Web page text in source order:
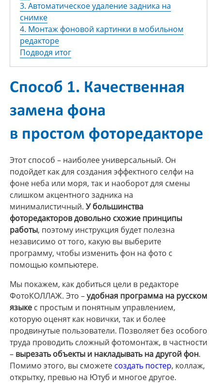
3. Автоматическое удаление задника на
снимке
4. Монтаж фоновой картинки в мобильном
редакторе
Подводя итог
Способ 1. Качественная
замена фона
в простом фоторедакторе
Этот способ – наиболее универсальный. Он
подойдет как для создания эффектного селфи на
фоне неба или моря, так и наоборот для смены
слишком акцентного задника на
минималистичный. У большинства
фоторедакторов довольно схожие принципы
работы, поэтому инструкция будет полезна
независимо от того, какую вы выберите
программу, чтобы изменить фон на фото с
помощью компьютере.
Мы покажем, как добиться цели в редакторе
ФотоКОЛЛАЖ. Это –удобная программа на русском
языке с простым и понятным управлением,
которую оценят как новички, так и более
продвинутые пользователи. Позволяет без особого
труда проводить сложный фотомонтаж, в частности
– вырезать объекты и накладывать на другой фон.
Помимо этого, вы сможете создать постер, коллаж,
открытку, превью на Ютуб и многое другое.